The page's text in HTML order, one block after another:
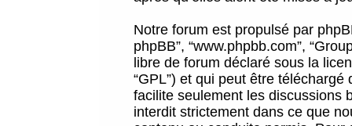
Notre forum est propulsé par
phpBB”, “www.phpbb.com”,
libre de forum déclaré sous la
“GPL”) et qui peut être téléchargé
facilite seulement les discussions
interdit strictement dans ce que